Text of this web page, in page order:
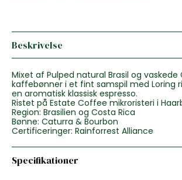
Beskrivelse
Mixet af Pulped natural Brasil og vaskede
kaffebønner i et fint samspil med Loring
en aromatisk klassisk espresso.
Ristet på Estate Coffee mikroristeri i
Region: Brasilien og Costa Rica
Bønne: Caturra & Bourbon
Certificeringer: Rainforrest Alliance
Specifikationer